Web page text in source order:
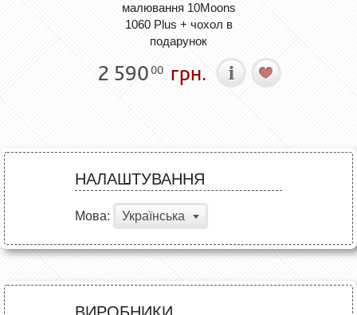
малювання 10Moons
1060 Plus + чохол в
подарунок
2 59000 грн.
НАЛАШТУВАННЯ
Мова: Українська